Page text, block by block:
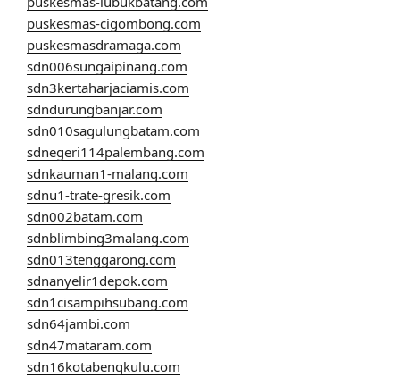
puskesmas-cigombong.com
puskesmasdramaga.com
sdn006sungaipinang.com
sdn3kertaharjaciamis.com
sdndurungbanjar.com
sdn010sagulungbatam.com
sdnegeri114palembang.com
sdnkauman1-malang.com
sdnu1-trate-gresik.com
sdn002batam.com
sdnblimbing3malang.com
sdn013tenggarong.com
sdnanyelir1depok.com
sdn1cisampihsubang.com
sdn64jambi.com
sdn47mataram.com
sdn16kotabengkulu.com